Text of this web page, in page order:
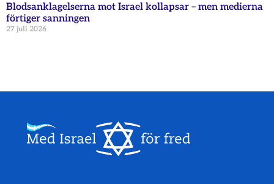
Blodsanklagelserna mot Israel kollapsar – men medierna
förtiger sanningen
27 juli 2026